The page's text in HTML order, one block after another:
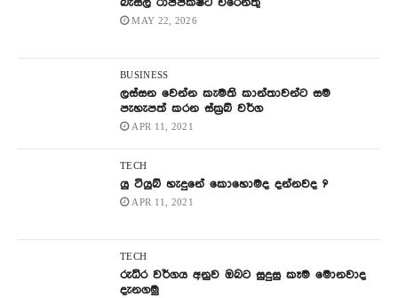
බැසිල් රාජපක්ෂට වරෙන්තු
MAY 22, 2026
BUSINESS
ලස්සන වෙන්න කැමති කාන්තාවන්ට සම
පැහැපත් කරන ස්ක්‍රබ් වර්ග
APR 11, 2021
TECH
යු ටියුබ් හැදුනේ කොහොමද දන්නවද ?
APR 11, 2021
TECH
රුධිර වර්ගය අනුව ඔබට සුදුසු කෑම මොනවාද
දැනගමු